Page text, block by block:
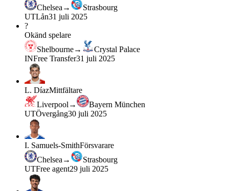
Chelsea →
Strasbourg
UTLån31 juli 2025
?
Okänd spelare
Shelbourne→
Crystal Palace
INFree Transfer31 juli 2025
L. DíazMittfältare
Liverpool →
Bayern München
UTÖvergång30 juli 2025
I. Samuels-SmithFörsvarare
Chelsea →
Strasbourg
UTFree agent29 juli 2025